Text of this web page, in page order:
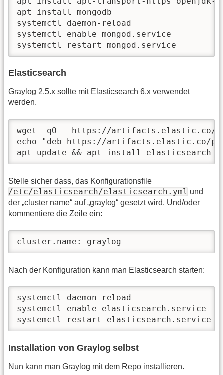
apt install mongodb
systemctl daemon-reload
systemctl enable mongod.service
systemctl restart mongod.service
Elasticsearch
Graylog 2.5.x sollte mit Elasticsearch 6.x verwendet
werden.
wget -qO - https://artifacts.elastic.co/
echo "deb https://artifacts.elastic.co/
apt update && apt install elasticsearch
Stelle sicher dass, das Konfigurationsfile
/etc/elasticsearch/elasticsearch.yml und
der „cluster name“ auf „graylog“ gesetzt wird. Und/oder
kommentiere die Zeile ein:
cluster.name: graylog
Nach der Konfiguration kann man Elasticsearch starten:
systemctl daemon-reload
systemctl enable elasticsearch.service
systemctl restart elasticsearch.service
Installation von Graylog selbst
Nun kann man Graylog mit dem Repo installieren.